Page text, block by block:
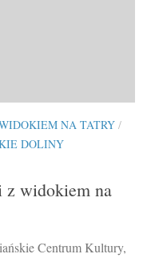
NA TATRY /
DOLINY
z widokiem na
Centrum Kultury,